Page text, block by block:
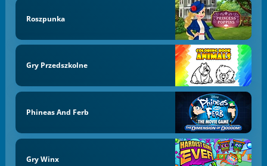
Roszpunka
Gry Przedszkolne
Phineas And Ferb
Gry Winx